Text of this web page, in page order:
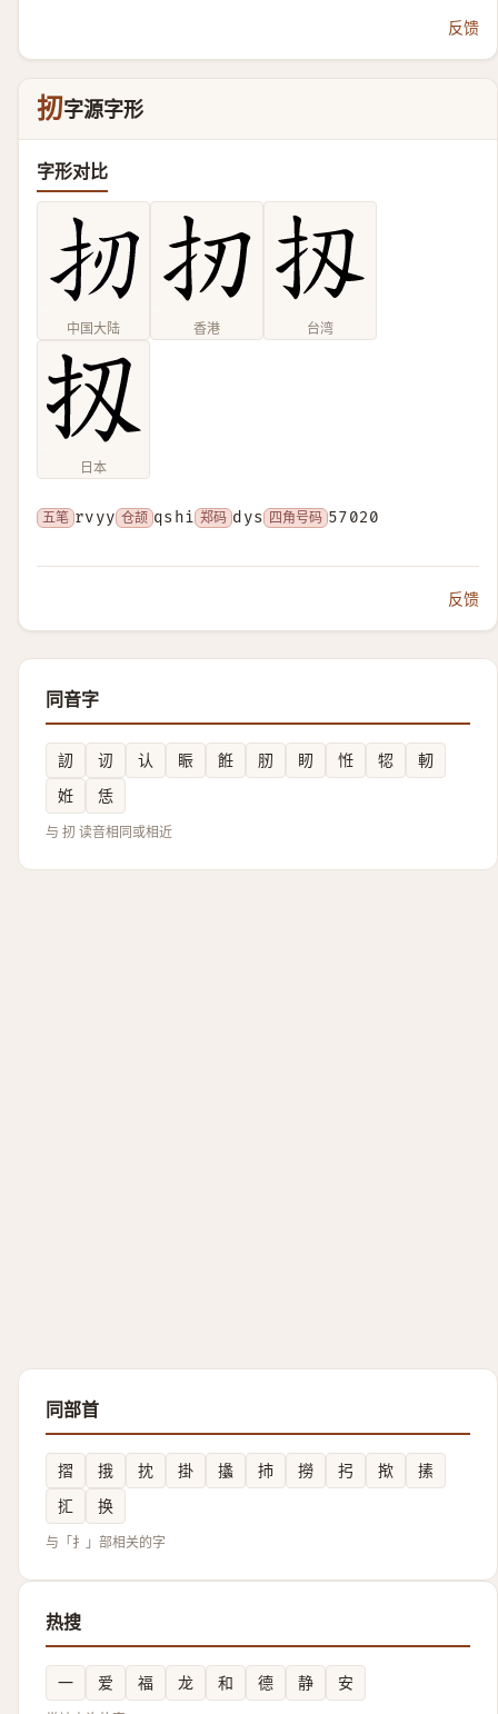
反馈
扨字源字形
字形对比
中国大陆 香港 台湾
日本
五笔 rvyy 仓颉 qshi 郑码 dys 四角号码 57020
反馈
同音字
訒 讱 认 䀼 餁 肕 䀔 㤛 㸾
軔
姙
恁
与 扨 读音相同或相近
同部首
摺 㧴 抌 掛 攭 㧊 撈 㧈 揿
㨞
㧟
换
与「扌」部相关的字
热搜
一 爱 福 龙 和 德 静 安